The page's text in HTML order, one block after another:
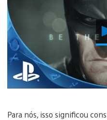
Para nós, isso significou